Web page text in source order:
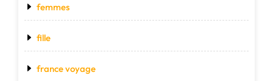
femmes
fille
france voyage